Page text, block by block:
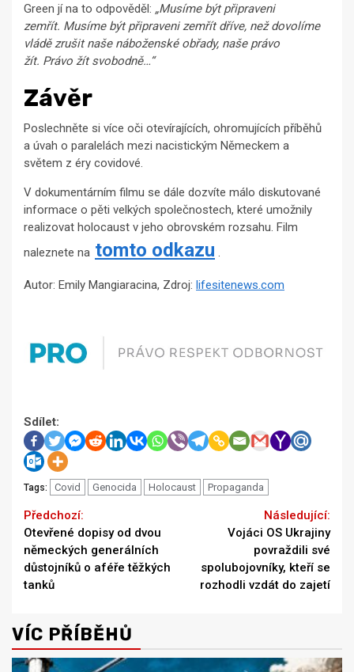
Green jí na to odpověděl: „Musíme být připraveni
zemřít. Musíme být připraveni zemřít dříve, než dovolíme
vládě zrušit naše náboženské obřady, naše právo
žít. Právo žít svobodně…“
Závěr
Poslechněte si více oči otevírajících, ohromujících příběhů
a úvah o paralelách mezi nacistickým Německem a
světem z éry covidové.
V dokumentárním filmu se dále dozvíte málo diskutované
informace o pěti velkých společnostech, které umožnily
realizovat holocaust v jeho obrovském rozsahu. Film
naleznete na tomto odkazu .
Autor: Emily Mangiaracina, Zdroj: lifesitenews.com
Sdílet:
Tags: Covid Genocida Holocaust Propaganda
Continue
Reading
Otevřené dopisy od dvou
německých generálních
důstojníků o aféře těžkých
tanků
Vojáci OS Ukrajiny
povraždili své
spolubojovníky, kteří se
rozhodli vzdát do zajetí
VÍC PŘÍBĚHŮ